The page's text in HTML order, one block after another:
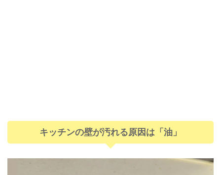
キッチンの壁が汚れる原因は「油」